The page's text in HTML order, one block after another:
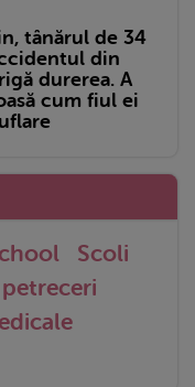
tânărul de 34
din
durerea. A
cum fiul ei
Scoli